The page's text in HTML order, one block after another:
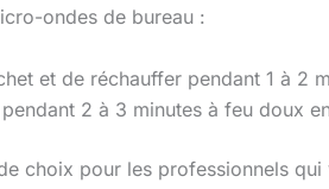
ondes de bureau :
et de réchauffer pendant 1 à 2
2 à 3 minutes à feu doux
choix pour les professionnels